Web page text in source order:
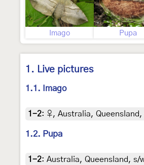
Imago Pupa
1. Live pictures
1.1. Imago
1-2: ♀, Australia,
1.2. Pupa
1-2: Australia, Queensland,